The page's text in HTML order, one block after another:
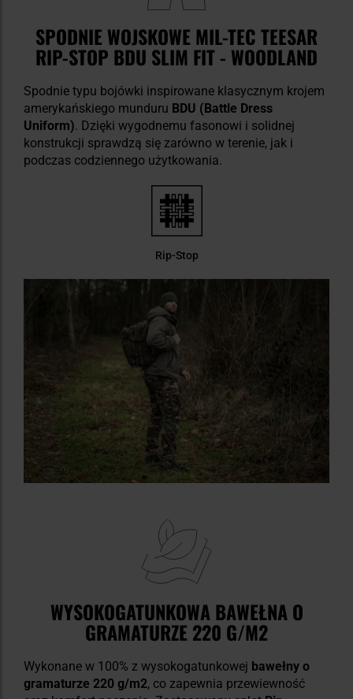
SPODNIE WOJSKOWE MIL-TEC TEESAR
RIP-STOP BDU SLIM FIT - WOODLAND
Spodnie typu bojówki inspirowane klasycznym krojem
amerykańskiego munduru BDU (Battle Dress
Uniform). Dzięki wygodnemu fasonowi i solidnej
konstrukcji sprawdzą się zarówno w terenie, jak i
podczas codziennego użytkowania.
Rip-Stop
WYSOKOGATUNKOWA BAWEŁNA O
GRAMATURZE 220 G/M2
Wykonane w 100% z wysokogatunkowej bawełny o
gramaturze 220 g/m2, co zapewnia przewiewność